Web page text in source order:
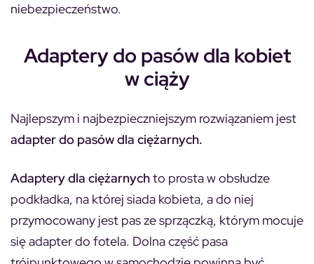
niebezpieczeństwo.
Adaptery do pasów dla kobiet
w ciąży
Najlepszym i najbezpieczniejszym rozwiązaniem jest
adapter do pasów dla ciężarnych.
Adaptery dla ciężarnychto prosta w obsłudze
podkładka, na której siada kobieta, a do niej
przymocowany jest pas ze sprzączką, którym mocuje
się adapter do fotela. Dolna część pasa